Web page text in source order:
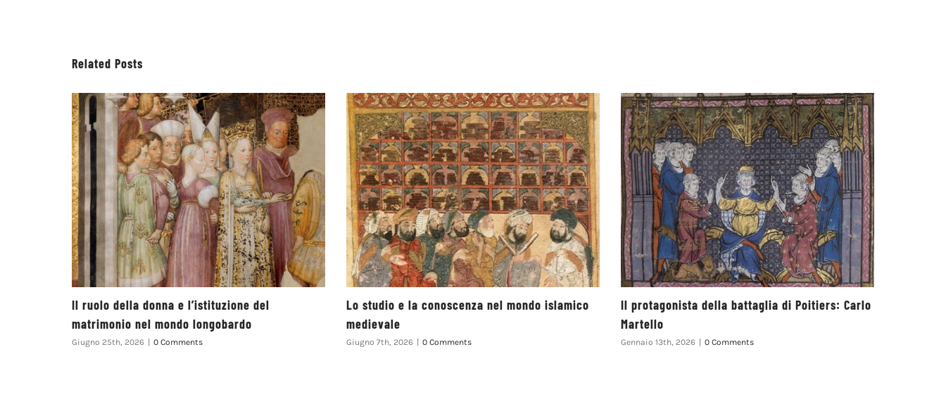
Related Posts
Il ruolo della donna e l’istituzione del
matrimonio nel mondo longobardo
Giugno 25th, 2026 | 0 Comments
Lo studio e la conoscenza nel mondo islamico
medievale
Giugno 7th, 2026 | 0 Comments
Il protagonista della battaglia di Poitiers: Carlo
Martello
Gennaio 13th, 2026 | 0 Comments